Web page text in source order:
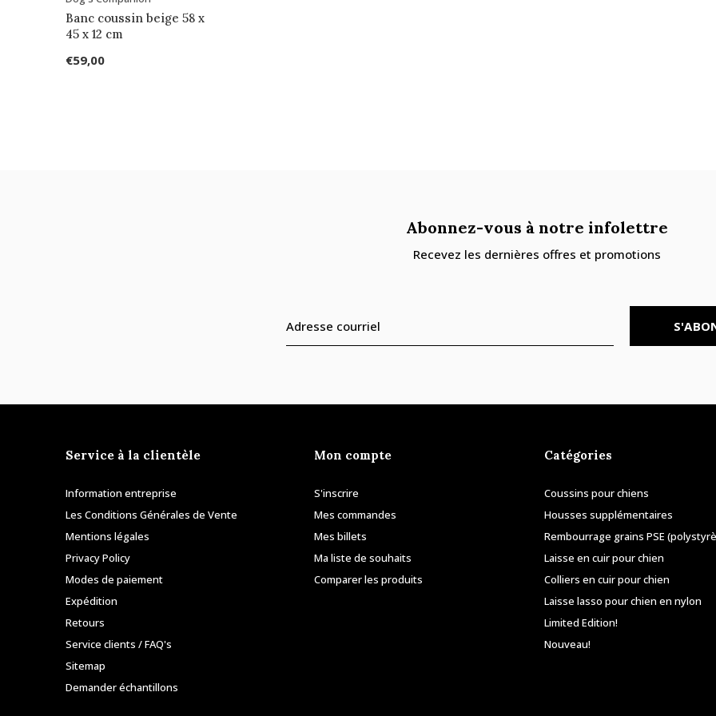
Banc coussin beige 58 x
45 x 12 cm
€59,00
Abonnez-vous à notre infolettre
Recevez les dernières offres et promotions
Service à la clientèle
Information entreprise
Les Conditions Générales de Vente
Mentions légales
Privacy Policy
Modes de paiement
Expédition
Retours
Service clients / FAQ's
Sitemap
Demander échantillons
Mon compte
S'inscrire
Mes commandes
Mes billets
Ma liste de souhaits
Comparer les produits
Catégories
Coussins pour chiens
Housses supplémentaires
Rembourrage grains PSE
Laisse en cuir pour chien
Colliers en cuir pour chien
Laisse lasso pour chien en nylon
Limited Edition!
Nouveau!